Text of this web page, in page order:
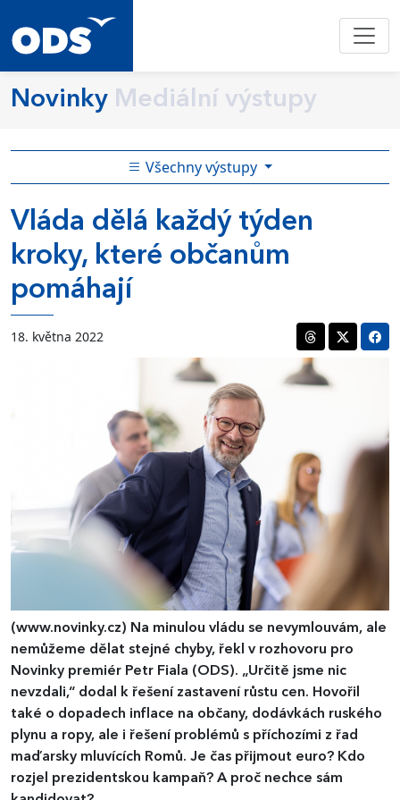
Novinky Mediální výstupy
Všechny výstupy
Vláda dělá každý týden
kroky, které občanům
pomáhají
18. května 2022
(www.novinky.cz) Na minulou vládu se nevymlouvám, ale
nemůžeme dělat stejné chyby, řekl v rozhovoru pro
Novinky premiér Petr Fiala (ODS). „Určitě jsme nic
nevzdali,“ dodal k řešení zastavení růstu cen. Hovořil
také o dopadech inflace na občany, dodávkách ruského
plynu a ropy, ale i řešení problémů s příchozími z řad
maďarsky mluvících Romů. Je čas přijmout euro? Kdo
rozjel prezidentskou kampaň? A proč nechce sám